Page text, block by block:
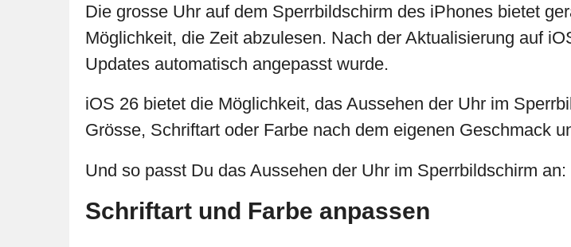
Die grosse Uhr auf dem Sperrbildschirm des iPhones bietet
Möglichkeit, die Zeit abzulesen. Nach der Aktualisierung auf
Updates automatisch angepasst wurde.
iOS 26 bietet die Möglichkeit, das Aussehen der Uhr im
Grösse, Schriftart oder Farbe nach dem eigenen Geschmack
Und so passt Du das Aussehen der Uhr im Sperrbildschirm an:
Schriftart und Farbe anpassen